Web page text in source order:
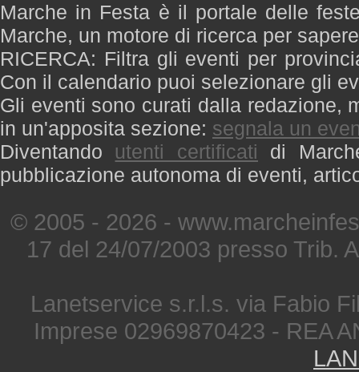
Marche in Festa è il portale delle
Marche, un motore di ricerca per
RICERCA: Filtra gli eventi per
Con il calendario puoi selezionare gli
Gli eventi sono curati dalla redazione,
in un'apposita sezione: segnala un
Diventando utenti certificati di
pubblicazione autonoma di eventi,
© 2005 - 2026 -
17 del 24/07/2003 presso Trib.
Lanetservice s.r.l.s. via Fabio
Imprese 02969870423 - REA